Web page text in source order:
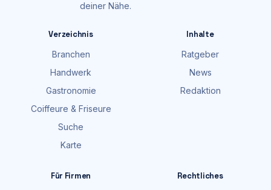
deiner Nähe.
Verzeichnis
Branchen
Handwerk
Gastronomie
Coiffeure & Friseure
Suche
Karte
Inhalte
Ratgeber
News
Redaktion
Für Firmen Rechtliches